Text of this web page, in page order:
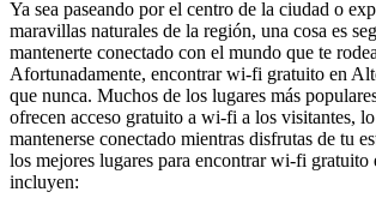
Ya sea paseando por el centro de la ciudad o
maravillas naturales de la región, una cosa es
mantenerte conectado con el mundo que te
Afortunadamente, encontrar wi-fi gratuito en
que nunca. Muchos de los lugares más
ofrecen acceso gratuito a wi-fi a los visitantes,
mantenerse conectado mientras disfrutas de tu
los mejores lugares para encontrar wi-fi gratuito
incluyen: